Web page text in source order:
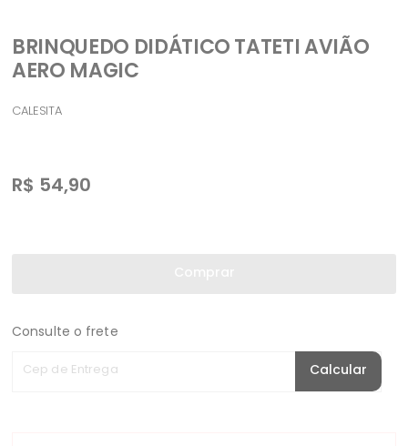
BRINQUEDO DIDÁTICO TATETI AVIÃO
AERO MAGIC
CALESITA
R$ 54,90
Consulte o frete
Cep de Entrega Calcular